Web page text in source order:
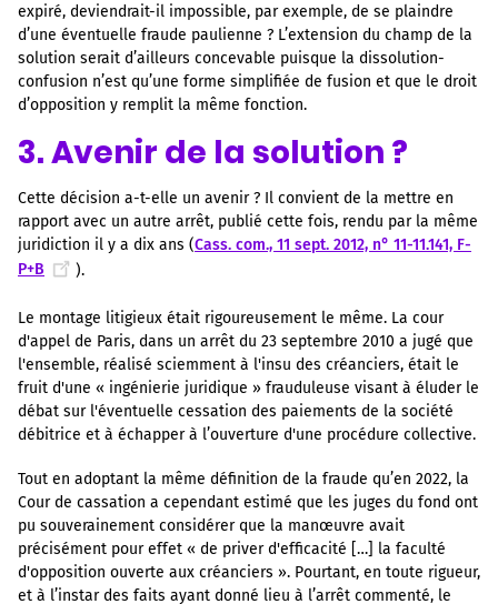
expiré, deviendrait-il impossible, par exemple, de se plaindre
d’une éventuelle fraude paulienne ? L’extension du champ de la
solution serait d’ailleurs concevable puisque la dissolution-
confusion n’est qu’une forme simplifiée de fusion et que le droit
d’opposition y remplit la même fonction.
3. Avenir de la solution ?
Cette décision a-t-elle un avenir ? Il convient de la mettre en
rapport avec un autre arrêt, publié cette fois, rendu par la même
juridiction il y a dix ans (Cass. com., 11 sept. 2012, n° 11-11.141, F-
P+B
).
Le montage litigieux était rigoureusement le même. La cour
d'appel de Paris, dans un arrêt du 23 septembre 2010 a jugé que
l'ensemble, réalisé sciemment à l'insu des créanciers, était le
fruit d'une « ingénierie juridique » frauduleuse visant à éluder le
débat sur l'éventuelle cessation des paiements de la société
débitrice et à échapper à l’ouverture d'une procédure collective.
Tout en adoptant la même définition de la fraude qu’en 2022, la
Cour de cassation a cependant estimé que les juges du fond ont
pu souverainement considérer que la manœuvre avait
précisément pour effet « de priver d'efficacité […] la faculté
d'opposition ouverte aux créanciers ». Pourtant, en toute rigueur,
et à l’instar des faits ayant donné lieu à l’arrêt commenté, le